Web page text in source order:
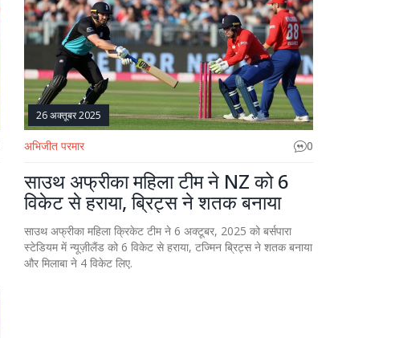
26 अक्तूबर 2025
अभिजीत परमार 0
साउथ अफ्रीका महिला टीम ने NZ को 6
विकेट से हराया, ब्रिट्स ने शतक बनाया
साउथ अफ्रीका महिला क्रिकेट टीम ने 6 अक्टूबर, 2025 को बर्सपारा
स्टेडियम में न्यूज़ीलैंड को 6 विकेट से हराया, टज्मिन ब्रिट्स ने शतक बनाया
और मिलाबा ने 4 विकेट लिए.